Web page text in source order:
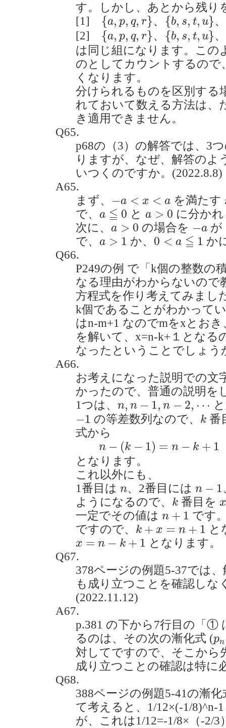
す。しかし、あとから残り
[1] {a, p, q, r}、 {b, s, t, u}
{a,p q, r} 、{b,s, u}、{ ,
[2] {a, p, q, r}、 {b, s, t, u}
{a,p,q ,r } 、 b,s, ,u }、{ d
は同じ組になります。この
のとしてカウントするので
くなります。
分けられるものを区別する
れておいて数える方法は、
き適用できません。
Q65.
p68の（3）の解答では、3
りますが、なぜ、解答のよ
いつくのですか。(2022.8.8)
A65.
まず、 −a < x < a
a< x<a を満たす
で、 a ≦ 0
a ≦0 とa > 0
a >0
に分か
次に、 a > 0
a>0 の場合を −a
a が
で、 a > 1
a >1 か、 0 < a ≦ 1
0< a≦ 1
か
Q66.
P249の例 で「k個の整数の
なる理由がわからないので
方程式を作り考えてみまし
k個であることがわかって
はn-m+1 なのでmをxとお
を解いて、x=n-k+１となる
なったということでしょう
A66.
お考えになった説明での文
かったので、普通の説明を
1つは、 n, n − 1, n − 2, ⋯
n n− n−2, ⋯
−1
1 の等差数列なので、 k
k 番
式から
n − (k − 1) = n − k + 1
n− k− n−
となります。
これ以外にも、
1番目は n
n、2番目には n − 1
n
ようになるので、
k
k 番目を x
x
一定でその値は n + 1
n 1
です
ですので、
k + x = n + 1
k+x= 1 と
x = n − k + 1
x= n −k+ 1
となります。
Q67.
378ページの例題5-37では
も成り立つことを確認しな
(2022.11.12)
A67.
p.381 の下から7行目の「①
るのは、その次の漸化式 (pn
p
対してですので、そこから
成り立つことの確認は特に
Q68.
388ページの例題5-41の漸
て考えると、1/12×(-1/
が、これは1/12=-1/8×（-2/